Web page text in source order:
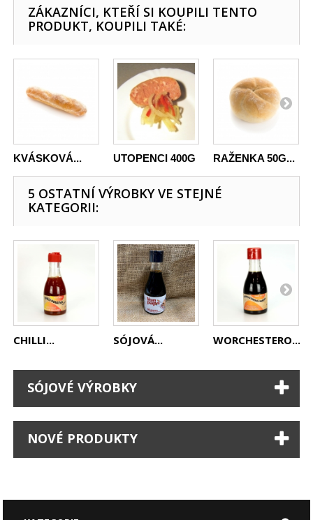
ZÁKAZNÍCI, KTEŘÍ SI KOUPILI TENTO
PRODUKT, KOUPILI TAKÉ:
KVÁSKOVÁ... UTOPENCI 400G RAŽENKA 50G...
5 OSTATNÍ VÝROBKY VE STEJNÉ
KATEGORII:
CHILLI... SÓJOVÁ... WORCHESTERO...
SÓJOVÉ VÝROBKY
NOVÉ PRODUKTY